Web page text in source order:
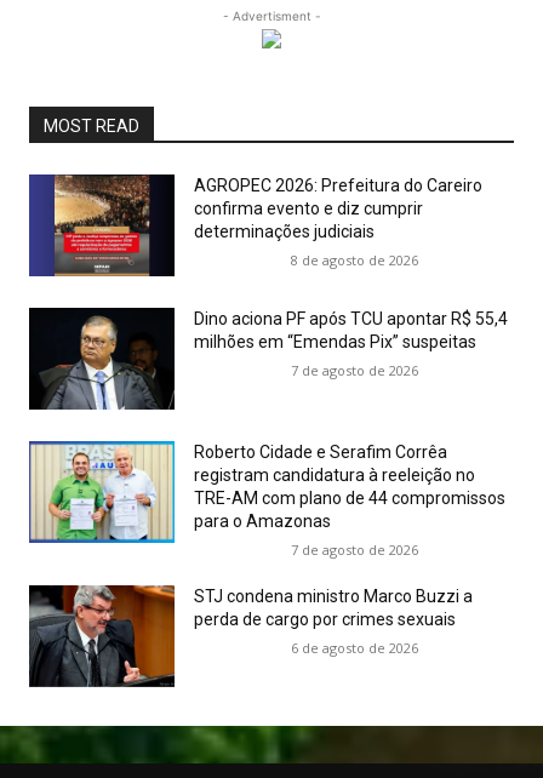
- Advertisment -
MOST READ
AGROPEC 2026: Prefeitura do Careiro
confirma evento e diz cumprir
determinações judiciais
8 de agosto de 2026
Dino aciona PF após TCU apontar R$ 55,4
milhões em “Emendas Pix” suspeitas
7 de agosto de 2026
Roberto Cidade e Serafim Corrêa
registram candidatura à reeleição no
TRE-AM com plano de 44 compromissos
para o Amazonas
7 de agosto de 2026
STJ condena ministro Marco Buzzi a
perda de cargo por crimes sexuais
6 de agosto de 2026